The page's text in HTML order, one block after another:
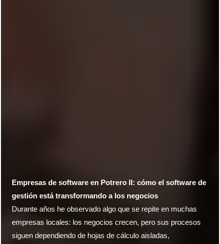
Empresas de software en Potrero II: cómo el software de
gestión está transformando a los negocios
Durante años he observado algo que se repite en muchas
empresas locales: los negocios crecen, pero sus procesos
siguen dependiendo de hojas de cálculo aisladas,